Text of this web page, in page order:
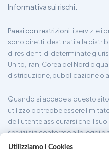
Informativa sui rischi.
Paesi con restrizioni: i servizi e i
sono diretti, destinati alla
di residenti di determinate
Unito, Iran, Corea del Nord o
distribuzione, pubblicazione o
Quando si accede a questo
utilizzo potrebbe essere
dell'utente assicurarsi che il
servizi sia conforme alle leggi
non garantisce che le